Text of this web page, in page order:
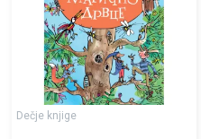
Dečje knjige